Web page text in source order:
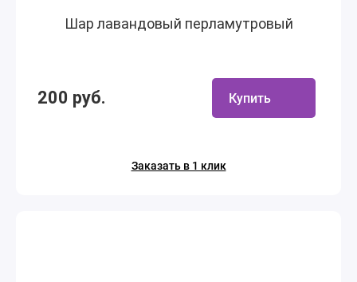
Шар лавандовый перламутровый
200 руб. Купить
Заказать в 1 клик